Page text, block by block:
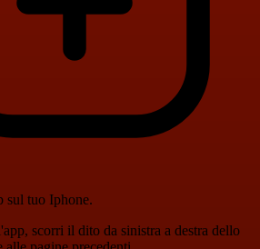
sul tuo Iphone.
scorri il dito da sinistra a destra dello